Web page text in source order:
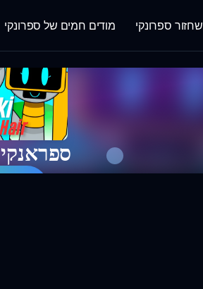
מודים חמים של ספרונקי שחזור ספרונקי